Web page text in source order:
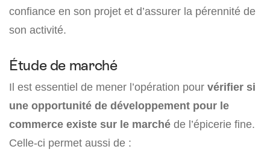
confiance en son projet et d’assurer la pérennité de
son activité.
Étude de marché
Il est essentiel de mener l’opération pour vérifier si
une opportunité de développement pour le
commerce existe sur le marché de l’épicerie fine.
Celle-ci permet aussi de :